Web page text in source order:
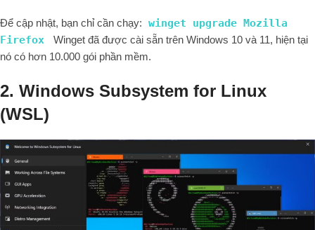
Để cập nhật, bạn chỉ cần chạy: winget upgrade
Mozilla
Firefox
Winget đã được cài sẵn trên Windows 10 và 11, hiện tại
nó có hơn 10.000 gói phần mềm.
2. Windows Subsystem for Linux
(WSL)